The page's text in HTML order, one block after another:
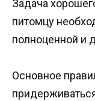
Задача
питомцу
полноценной и
Основное